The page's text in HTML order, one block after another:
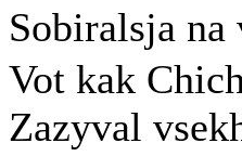
Sobiralsja na
Vot kak
Zazyval